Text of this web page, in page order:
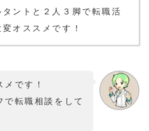
ントと２人３脚で転職活
オススメです！
です！
で転職相談をして